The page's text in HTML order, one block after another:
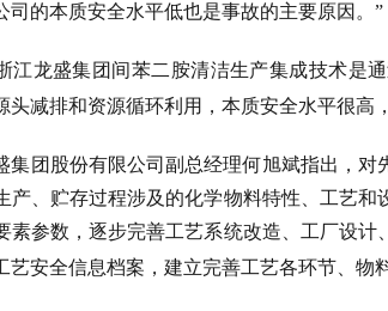
司的本质安全水平低也是事故的主要原因。”
江龙盛集团间苯二胺清洁生产集成技术是
头减排和资源循环利用，本质安全水平很高
集团股份有限公司副总经理何旭斌指出，
产、贮存过程涉及的化学物料特性、工艺
素参数，逐步完善工艺系统改造、工厂设
艺安全信息档案，建立完善工艺各环节、物